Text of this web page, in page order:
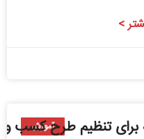
>
آموزش
برای تنظیم طرح کسب و